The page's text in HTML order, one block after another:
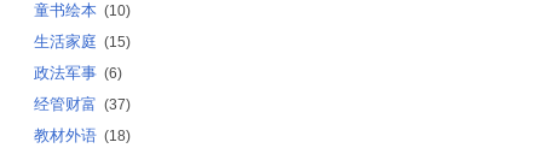
童书绘本 (10)
生活家庭 (15)
政法军事 (6)
经管财富 (37)
教材外语 (18)